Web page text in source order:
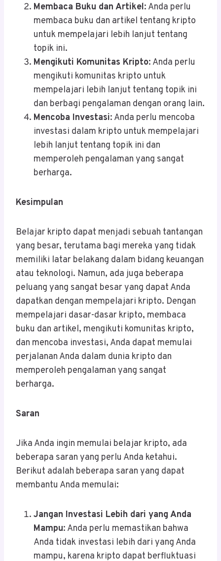
Membaca Buku dan Artikel: Anda perlu
membaca buku dan artikel tentang kripto
untuk mempelajari lebih lanjut tentang
topik ini.
Mengikuti Komunitas Kripto: Anda perlu
mengikuti komunitas kripto untuk
mempelajari lebih lanjut tentang topik ini
dan berbagi pengalaman dengan orang lain.
Mencoba Investasi: Anda perlu mencoba
investasi dalam kripto untuk mempelajari
lebih lanjut tentang topik ini dan
memperoleh pengalaman yang sangat
berharga.
Kesimpulan
Belajar kripto dapat menjadi sebuah tantangan
yang besar, terutama bagi mereka yang tidak
memiliki latar belakang dalam bidang keuangan
atau teknologi. Namun, ada juga beberapa
peluang yang sangat besar yang dapat Anda
dapatkan dengan mempelajari kripto. Dengan
mempelajari dasar-dasar kripto, membaca
buku dan artikel, mengikuti komunitas kripto,
dan mencoba investasi, Anda dapat memulai
perjalanan Anda dalam dunia kripto dan
memperoleh pengalaman yang sangat
berharga.
Saran
Jika Anda ingin memulai belajar kripto, ada
beberapa saran yang perlu Anda ketahui.
Berikut adalah beberapa saran yang dapat
membantu Anda memulai:
Jangan Investasi Lebih dari yang Anda
Mampu: Anda perlu memastikan bahwa
Anda tidak investasi lebih dari yang Anda
mampu, karena kripto dapat berfluktuasi